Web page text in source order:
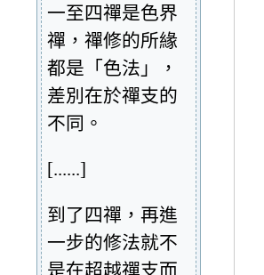
一至四禪是色界
禪，禪修的所緣
都是「色法」，
差別在於禪支的
不同。
[......]
到了四禪，再進
一步的修法就不
是在超越禪支而